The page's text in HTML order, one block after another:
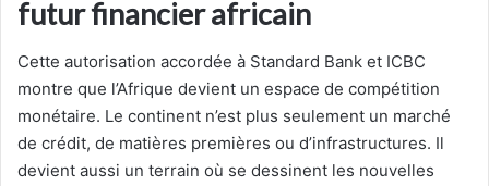
futur financier africain
Cette autorisation accordée à Standard Bank et ICBC
montre que l’Afrique devient un espace de compétition
monétaire. Le continent n’est plus seulement un marché
de crédit, de matières premières ou d’infrastructures. Il
devient aussi un terrain où se dessinent les nouvelles